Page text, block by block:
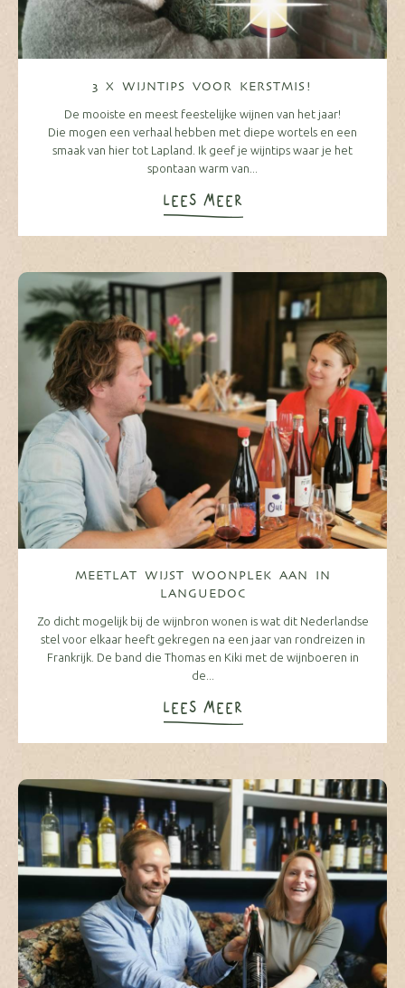
3 X WIJNTIPS VOOR KERSTMIS!
De mooiste en meest feestelijke wijnen van het jaar!
Die mogen een verhaal hebben met diepe wortels en een
smaak van hier tot Lapland. Ik geef je wijntips waar je het
spontaan warm van...
LEES MEER
MEETLAT WIJST WOONPLEK AAN IN
LANGUEDOC
Zo dicht mogelijk bij de wijnbron wonen is wat dit Nederlandse
stel voor elkaar heeft gekregen na een jaar van rondreizen in
Frankrijk. De band die Thomas en Kiki met de wijnboeren in
de...
LEES MEER